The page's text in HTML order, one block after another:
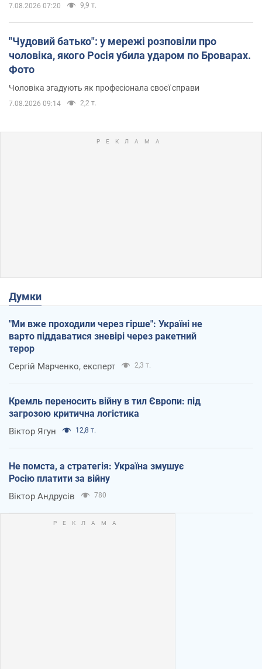
7.08.2026 07:20 9,9 т.
"Чудовий батько": у мережі розповіли про
чоловіка, якого Росія убила ударом по Броварах.
Фото
Чоловіка згадують як професіонала своєї справи
7.08.2026 09:14 2,2 т.
Думки
"Ми вже проходили через гірше": Україні не
варто піддаватися зневірі через ракетний
терор
Сергій Марченко, експерт 2,3 т.
Кремль переносить війну в тил Європи: під
загрозою критична логістика
Віктор Ягун 12,8 т.
Не помста, а стратегія: Україна змушує
Росію платити за війну
Віктор Андрусів 780